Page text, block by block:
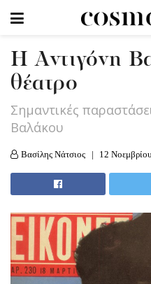
Η Αντιγόνη
θέατρο
Σημαντικές
Βαλάκου
Βασίλης Νάτσιος 12